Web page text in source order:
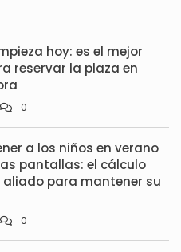
hoy: es el mejor
reservar la plaza en
0
a los niños en verano
pantallas: el cálculo
para mantener su
0